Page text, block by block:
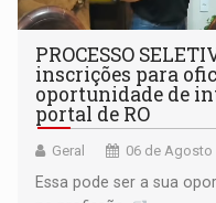
PROCESSO
inscrições para
oportunidade de
portal de RO
Geral 06 de Agosto
Essa pode ser a sua